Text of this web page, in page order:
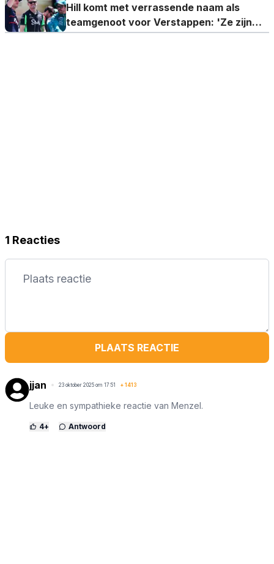
Hill komt met verrassende naam als
teamgenoot voor Verstappen: 'Ze zijn
goed bevriend'
1 Reacties
PLAATS REACTIE
jjan 23 oktober 2025 om 17:51 + 1413
Leuke en sympathieke reactie van Menzel.
4+ Antwoord